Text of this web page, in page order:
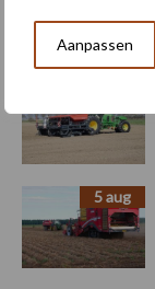
Aanpassen
Primaire
Sidebar
5 aug